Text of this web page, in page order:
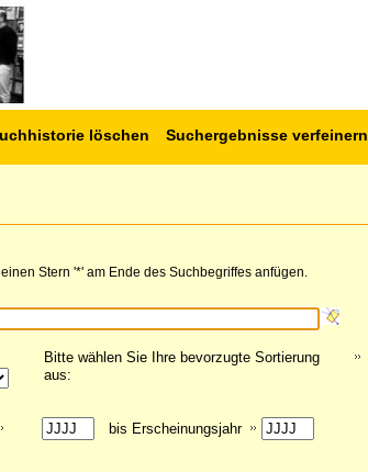
löschen Suchergebnisse verfeinern
Stern '*' am Ende des Suchbegriffes anfügen.
Bitte wählen Sie Ihre bevorzugte Sortierung
aus:
bis Erscheinungsjahr